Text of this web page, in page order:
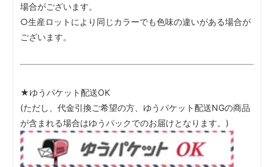
場合がございます。
○生産ロットにより同じカラーでも色味の違いがある場合が
ございます。
★ゆうパケット配送OK
(ただし、代金引換ご希望の方、ゆうパケット配送NGの商品
が含まれる場合はゆうパックでのお届けとなります。)